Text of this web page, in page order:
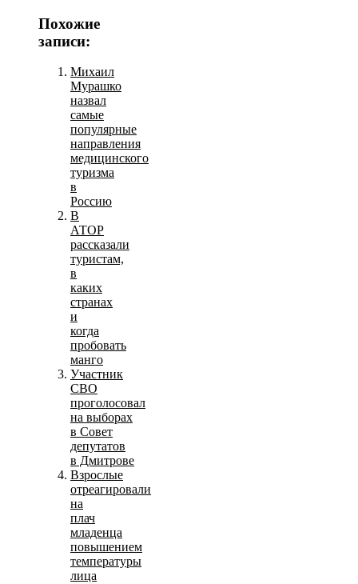
Похожие
записи:
Михаил
Мурашко
назвал
самые
популярные
направления
медицинского
туризма
в
Россию
В
АТОР
рассказали
туристам,
в
каких
странах
и
когда
пробовать
манго
Участник
СВО
проголосовал
на выборах
в Совет
депутатов
в Дмитрове
Взрослые
отреагировали
на
плач
младенца
повышением
температуры
лица